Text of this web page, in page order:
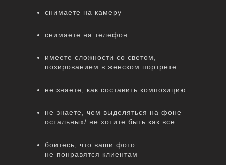
не знаете, чем выделяться на фоне
остальных/ не хотите быть как все
имеете сложности со светом,
позированием в женском портрете
снимаете на камеру
снимаете на телефон
не знаете, как составить композицию
боитесь, что ваши фото
не понравятся клиентам